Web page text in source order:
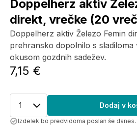
Doppelherz aktiv
direkt, vrečke (20
Doppelherz aktiv Železo Femin
prehransko dopolnilo s
okusom gozdnih sadežev.
7,15 €
1 Dodaj v
Izdelek bo predvidoma poslan še danes.